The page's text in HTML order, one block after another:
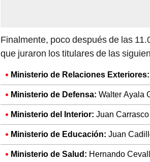
Finalmente, poco después de las
que juraron los titulares de las
Ministerio de Relaciones Exteriores:
Ministerio de Defensa: Walter Ayala
Ministerio del Interior: Juan
Ministerio de Educación: Juan
Ministerio de Salud: Hernando